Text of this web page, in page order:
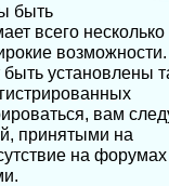
быть
всего несколько
возможности.
установлены
вам
принятыми на
на форумах